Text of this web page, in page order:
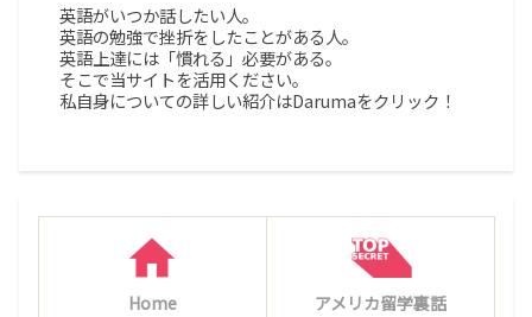
英語がいつか話したい人。
英語の勉強で挫折をしたことがある人。
英語上達には「慣れる」必要がある。
そこで当サイトを活用ください。
私自身についての詳しい紹介はDarumaをクリック！
Home アメリカ留学裏話